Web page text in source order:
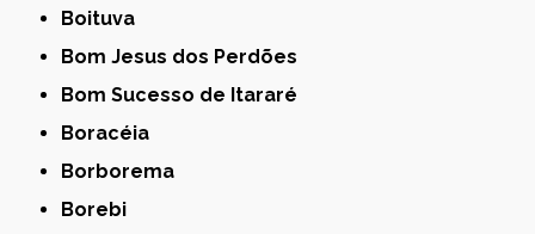
Boituva
Bom Jesus dos Perdões
Bom Sucesso de Itararé
Boracéia
Borborema
Borebi